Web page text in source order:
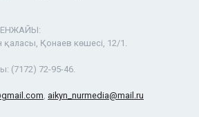
қаласы, Қонаев көшесі, 12/1.
(7172) 72-95-46.
, aikyn_nurmedia@mail.ru